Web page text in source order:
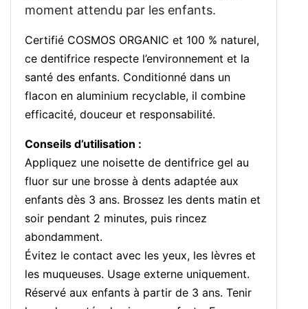
moment attendu par les enfants.
Certifié COSMOS ORGANIC et 100 % naturel,
ce dentifrice respecte l’environnement et la
santé des enfants. Conditionné dans un
flacon en aluminium recyclable, il combine
efficacité, douceur et responsabilité.
Conseils d’utilisation :
Appliquez une noisette de dentifrice gel au
fluor sur une brosse à dents adaptée aux
enfants dès 3 ans. Brossez les dents matin et
soir pendant 2 minutes, puis rincez
abondamment.
Évitez le contact avec les yeux, les lèvres et
les muqueuses. Usage externe uniquement.
Réservé aux enfants à partir de 3 ans. Tenir